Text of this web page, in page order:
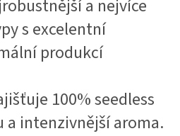
a nejvíce
s excelentní
produkcí
100% seedless
a intenzivnější aroma.